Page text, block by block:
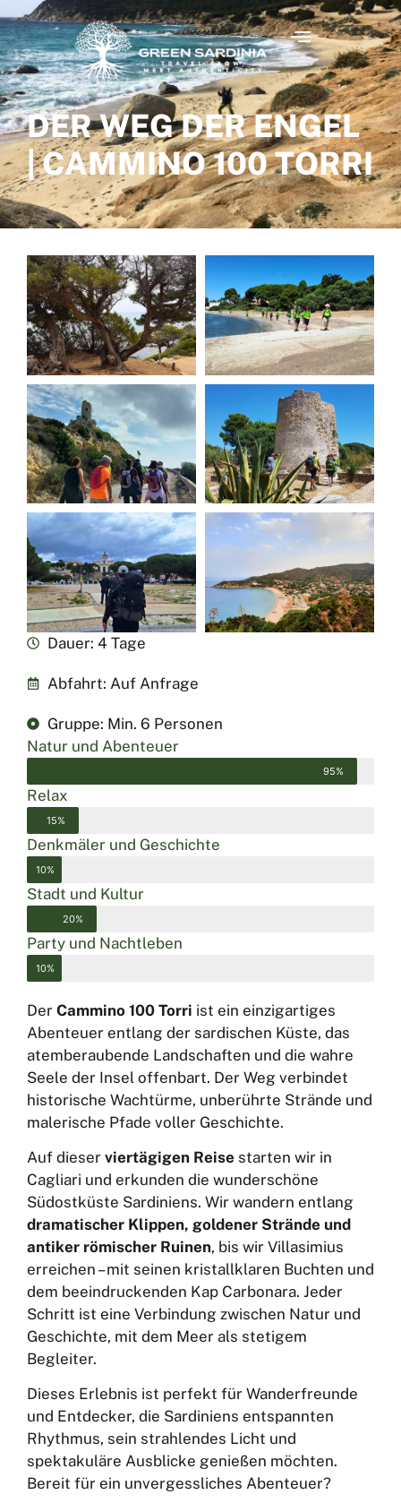
DER WEG DER ENGEL
| CAMMINO 100 TORRI
Dauer: 4 Tage
Abfahrt: Auf Anfrage
Gruppe: Min. 6 Personen
Natur und Abenteuer
95%
Relax
15%
Denkmäler und Geschichte
10%
Stadt und Kultur
20%
Party und Nachtleben
10%
Der Cammino 100 Torri ist ein einzigartiges
Abenteuer entlang der sardischen Küste, das
atemberaubende Landschaften und die wahre
Seele der Insel offenbart. Der Weg verbindet
historische Wachtürme, unberührte Strände und
malerische Pfade voller Geschichte.
Auf dieser viertägigen Reise starten wir in
Cagliari und erkunden die wunderschöne
Südostküste Sardiniens. Wir wandern entlang
dramatischer Klippen, goldener Strände und
antiker römischer Ruinen, bis wir Villasimius
erreichen – mit seinen kristallklaren Buchten und
dem beeindruckenden Kap Carbonara. Jeder
Schritt ist eine Verbindung zwischen Natur und
Geschichte, mit dem Meer als stetigem
Begleiter.
Dieses Erlebnis ist perfekt für Wanderfreunde
und Entdecker, die Sardiniens entspannten
Rhythmus, sein strahlendes Licht und
spektakuläre Ausblicke genießen möchten.
Bereit für ein unvergessliches Abenteuer?